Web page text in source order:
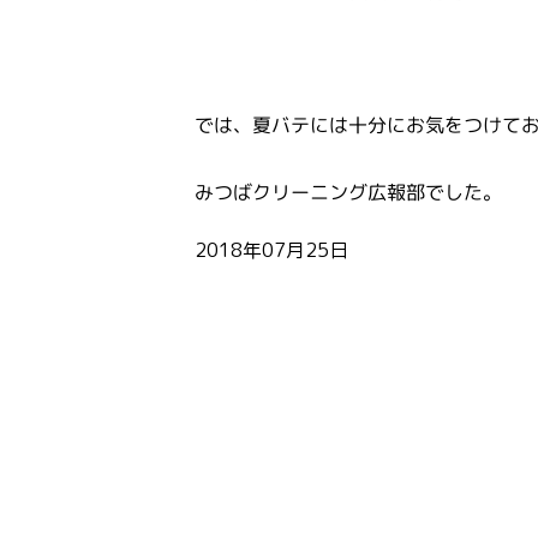
では、夏バテには十分にお気をつけて
みつばクリーニング広報部でした。
2018年07月25日